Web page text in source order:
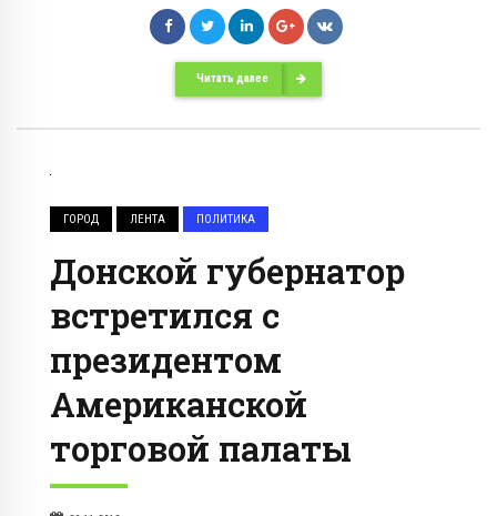
Читать далее
ГОРОД ЛЕНТА ПОЛИТИКА
Донской губернатор
встретился с
президентом
Американской
торговой палаты